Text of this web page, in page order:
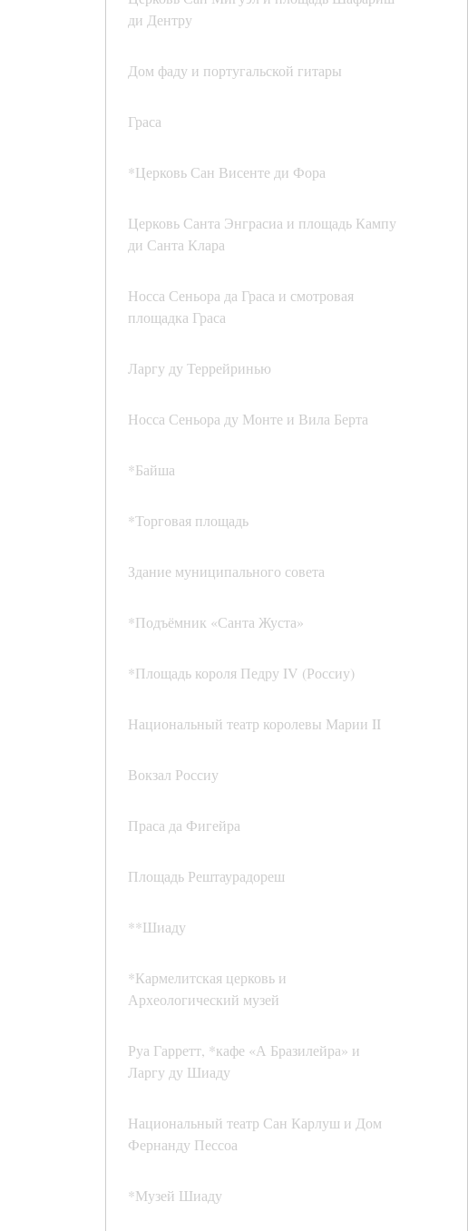
ди Дентру
Дом фаду и португальской гитары
Граса
*Церковь Сан Висенте ди Фора
Церковь Санта Энграсиа и площадь Кампу
ди Санта Клара
Носса Сеньора да Граса и смотровая
площадка Граса
Ларгу ду Террейринью
Носса Сеньора ду Монте и Вила Берта
*Байша
*Торговая площадь
Здание муниципального совета
*Подъёмник «Санта Жуста»
*Площадь короля Педру IV (Россиу)
Национальный театр королевы Марии II
Вокзал Россиу
Праса да Фигейра
Площадь Рештаурадореш
**Шиаду
*Кармелитская церковь и
Археологический музей
Руа Гарретт, *кафе «А Бразилейра» и
Ларгу ду Шиаду
Национальный театр Сан Карлуш и Дом
Фернанду Пессоа
*Музей Шиаду